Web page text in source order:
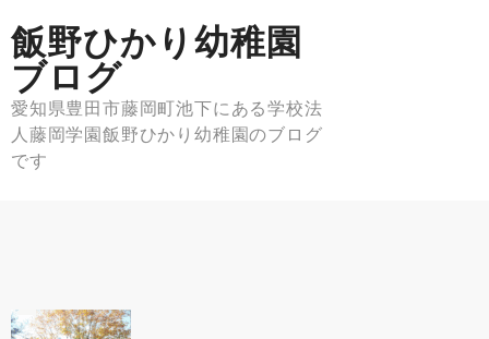
to
content
飯野ひかり幼稚園
ブログ
愛知県豊田市藤岡町池下にある学校法
人藤岡学園飯野ひかり幼稚園のブログ
です